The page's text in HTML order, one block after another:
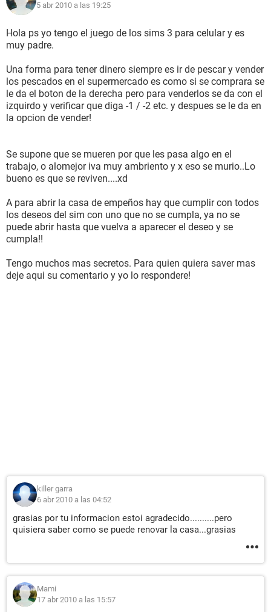
5 abr 2010 a las 19:25
Hola ps yo tengo el juego de los sims 3 para celular y es
muy padre.
Una forma para tener dinero siempre es ir de pescar y vender
los pescados en el supermercado es como si se comprara se
le da el boton de la derecha pero para venderlos se da con el
izquirdo y verificar que diga -1 / -2 etc. y despues se le da en
la opcion de vender!
Se supone que se mueren por que les pasa algo en el
trabajo, o alomejor iva muy ambriento y x eso se murio..Lo
bueno es que se reviven....xd
A para abrir la casa de empeños hay que cumplir con todos
los deseos del sim con uno que no se cumpla, ya no se
puede abrir hasta que vuelva a aparecer el deseo y se
cumpla!!
Tengo muchos mas secretos. Para quien quiera saver mas
deje aqui su comentario y yo lo respondere!
killer garra
6 abr 2010 a las 04:52
grasias por tu informacion estoi agradecido..........pero
quisiera saber como se puede renovar la casa...grasias
Mami
17 abr 2010 a las 15:57